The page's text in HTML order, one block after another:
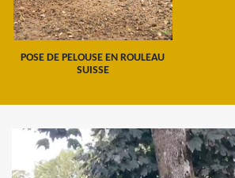
POSE DE PELOUSE EN ROULEAU
SUISSE